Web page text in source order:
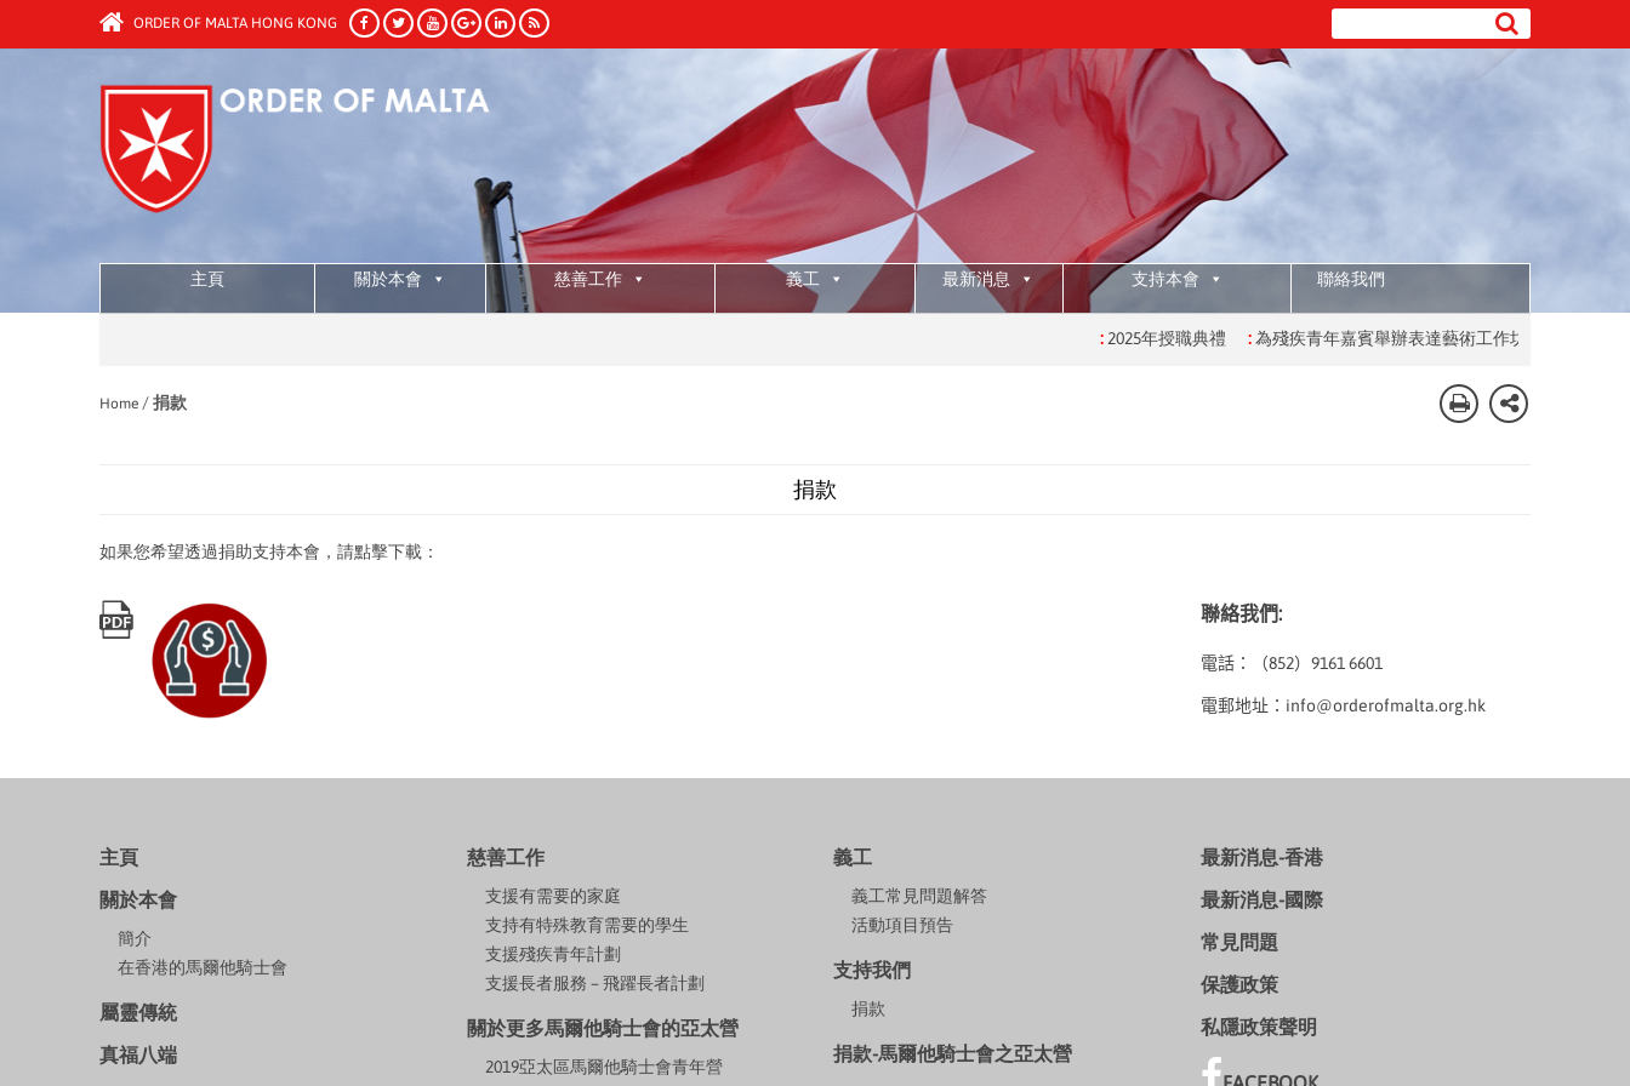
ORDER OF MALTA HONG KONG
主頁 關於本會 慈善工作 義工 最新消息 支持本會 聯絡我們
2025年授職典禮 :為殘疾青年嘉賓舉辦表達藝術工作坊 :
Home /捐款
捐款
如果您希望透過捐助支持本會，請點擊下載：
聯絡我們:
電話：（852） 9161 6601
電郵地址： info@orderofmalta.org.hk
主頁
關於本會
簡介
在香港的馬爾他騎士會
屬靈傳統
真福八端
慈善工作
支援有需要的家庭
支持有特殊教育需要的學生
支援殘疾青年計劃
支援長者服務 – 飛躍長者計劃
關於更多馬爾他騎士會的亞太營
2019亞太區馬爾他騎士會青年營
義工
義工常見問題解答
活動項目預告
支持我們
捐款
捐款-馬爾他騎士會之亞太營
最新消息-香港
最新消息-國際
常見問題
保護政策
私隱政策聲明